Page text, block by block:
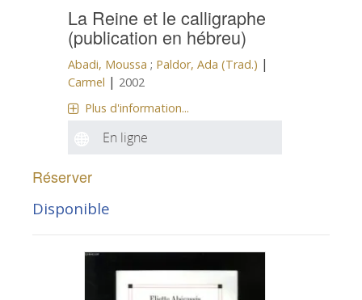
La Reine et le calligraphe
(publication en hébreu)
Abadi, Moussa ; Paldor, Ada (Trad.) |
Carmel | 2002
Plus d'information...
En ligne
Réserver
Disponible